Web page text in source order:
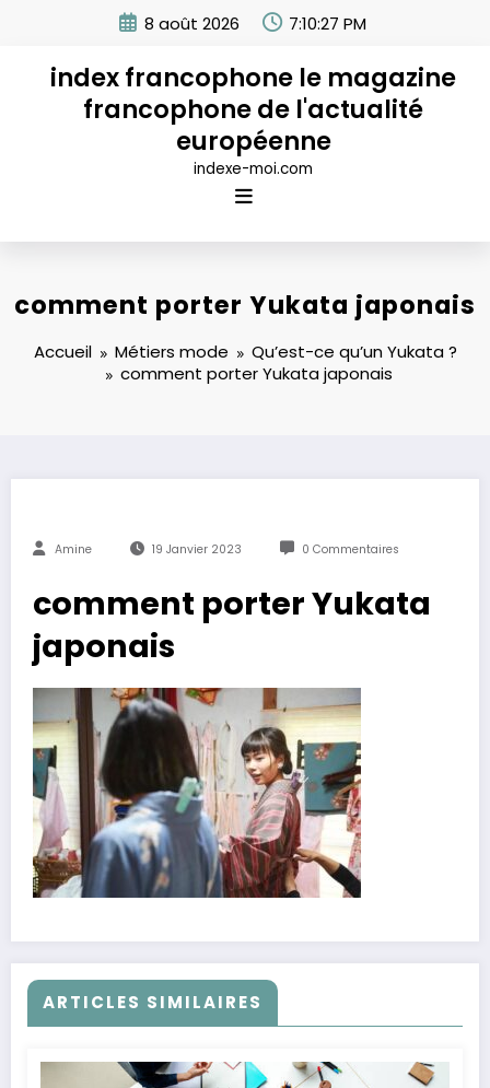
8 août 2026 7:10:27 PM
index francophone le magazine
francophone de l'actualité
européenne
indexe-moi.com
comment porter Yukata japonais
Accueil Métiers mode
Qu’est-ce qu’un Yukata ?
comment porter Yukata japonais
Amine 19 Janvier 2023 0 Commentaires
comment porter Yukata
japonais
ARTICLES SIMILAIRES